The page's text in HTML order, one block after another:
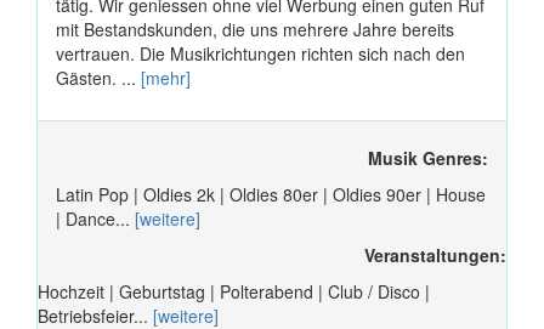
tätig. Wir geniessen ohne viel Werbung einen guten Ruf
mit Bestandskunden, die uns mehrere Jahre bereits
vertrauen. Die Musikrichtungen richten sich nach den
Gästen. ... [mehr]
Musik Genres:
Latin Pop | Oldies 2k | Oldies 80er | Oldies 90er | House
| Dance... [weitere]
Veranstaltungen:
Hochzeit | Geburtstag | Polterabend | Club / Disco |
Betriebsfeier... [weitere]